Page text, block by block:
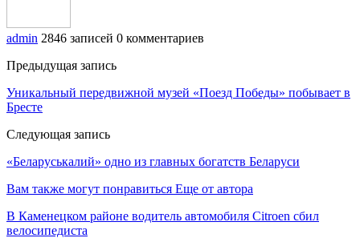
admin 2846 записей 0 комментариев
Предыдущая запись
Уникальный передвижной музей «Поезд Победы» побывает в
Бресте
Следующая запись
«Беларуськалий» одно из главных богатств Беларуси
Вам также могут понравиться Еще от автора
В Каменецком районе водитель автомобиля Citroen сбил
велосипедиста